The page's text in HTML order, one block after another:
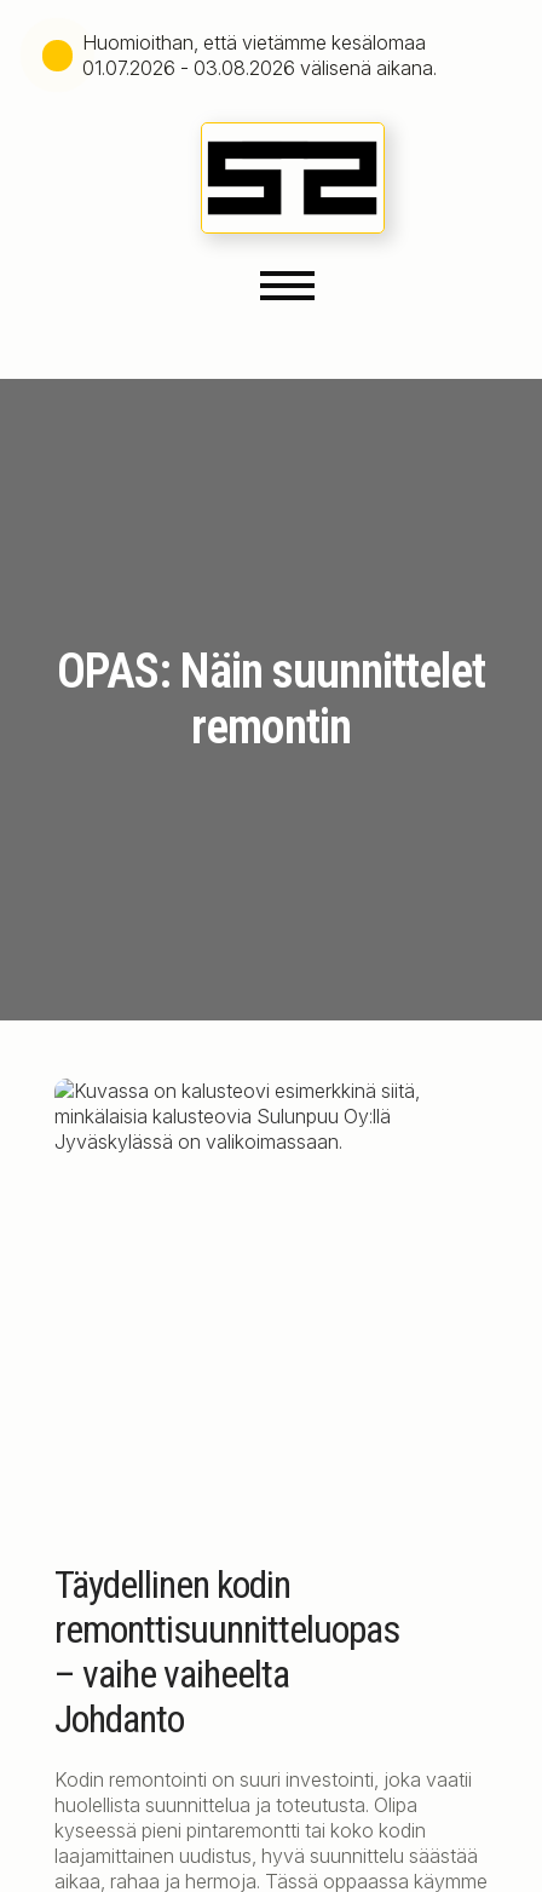
Huomioithan, että vietämme kesälomaa
01.07.2026 - 03.08.2026 välisenä aikana.
OPAS: Näin suunnittelet
remontin
Täydellinen kodin
remonttisuunnitteluopas
– vaihe vaiheelta
Johdanto
Kodin remontointi on suuri investointi, joka vaatii
huolellista suunnittelua ja toteutusta. Olipa
kyseessä pieni pintaremontti tai koko kodin
laajamittainen uudistus, hyvä suunnittelu säästää
aikaa, rahaa ja hermoja. Tässä oppaassa käymme